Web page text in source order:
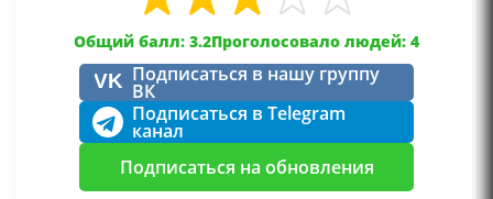
Общий балл: 3.2Проголосовало людей: 4
VK Подписаться в нашу группу
ВК
Подписаться в Telegram
канал
Подписаться на обновления